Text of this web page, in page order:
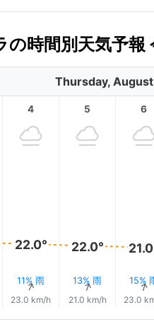
時間別天気予報
Thursday,
4
22.0°
11% 雨
↑
23.0 km/h
5
22.0°
13% 雨
↑
21.0 km/h
6
15%
↑
23.0